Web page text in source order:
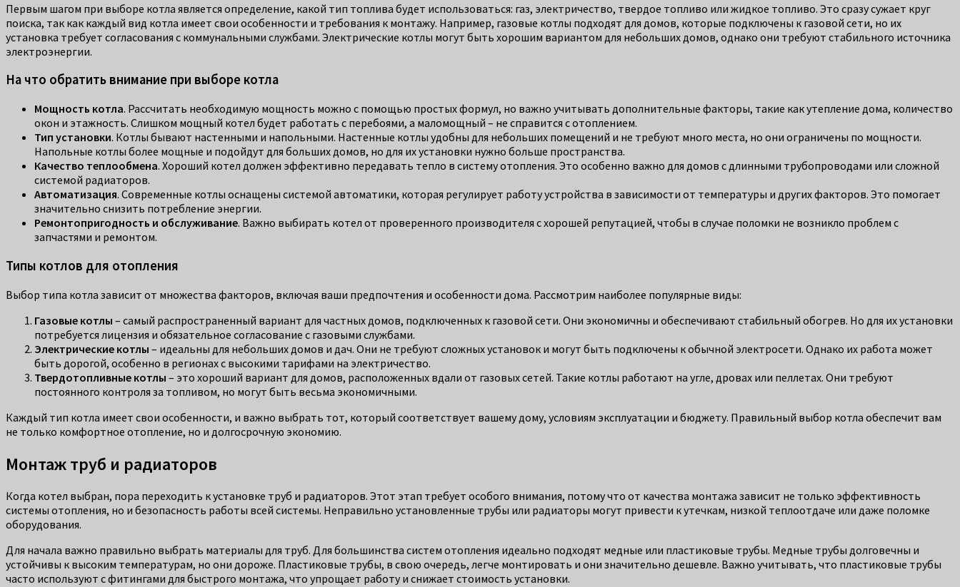
Первым шагом при выборе котла является определение, какой тип топлива будет использоваться: газ, электричество, твердое топливо или жидкое топливо. Это сразу сужает круг
поиска, так как каждый вид котла имеет свои особенности и требования к монтажу. Например, газовые котлы подходят для домов, которые подключены к газовой сети, но их
установка требует согласования с коммунальными службами. Электрические котлы могут быть хорошим вариантом для небольших домов, однако они требуют стабильного источника
электроэнергии.
На что обратить внимание при выборе котла
Мощность котла. Рассчитать необходимую мощность можно с помощью простых формул, но важно учитывать дополнительные факторы, такие как утепление дома, количество
окон и этажность. Слишком мощный котел будет работать с перебоями, а маломощный – не справится с отоплением.
Тип установки. Котлы бывают настенными и напольными. Настенные котлы удобны для небольших помещений и не требуют много места, но они ограничены по мощности.
Напольные котлы более мощные и подойдут для больших домов, но для их установки нужно больше пространства.
Качество теплообмена. Хороший котел должен эффективно передавать тепло в систему отопления. Это особенно важно для домов с длинными трубопроводами или сложной
системой радиаторов.
Автоматизация. Современные котлы оснащены системой автоматики, которая регулирует работу устройства в зависимости от температуры и других факторов. Это помогает
значительно снизить потребление энергии.
Ремонтопригодность и обслуживание. Важно выбирать котел от проверенного производителя с хорошей репутацией, чтобы в случае поломки не возникло проблем с
запчастями и ремонтом.
Типы котлов для отопления
Выбор типа котла зависит от множества факторов, включая ваши предпочтения и особенности дома. Рассмотрим наиболее популярные виды:
Газовые котлы – самый распространенный вариант для частных домов, подключенных к газовой сети. Они экономичны и обеспечивают стабильный обогрев. Но для их установки
потребуется лицензия и обязательное согласование с газовыми службами.
Электрические котлы – идеальны для небольших домов и дач. Они не требуют сложных установок и могут быть подключены к обычной электросети. Однако их работа может
быть дорогой, особенно в регионах с высокими тарифами на электричество.
Твердотопливные котлы – это хороший вариант для домов, расположенных вдали от газовых сетей. Такие котлы работают на угле, дровах или пеллетах. Они требуют
постоянного контроля за топливом, но могут быть весьма экономичными.
Каждый тип котла имеет свои особенности, и важно выбрать тот, который соответствует вашему дому, условиям эксплуатации и бюджету. Правильный выбор котла обеспечит вам
не только комфортное отопление, но и долгосрочную экономию.
Монтаж труб и радиаторов
Когда котел выбран, пора переходить к установке труб и радиаторов. Этот этап требует особого внимания, потому что от качества монтажа зависит не только эффективность
системы отопления, но и безопасность работы всей системы. Неправильно установленные трубы или радиаторы могут привести к утечкам, низкой теплоотдаче или даже поломке
оборудования.
Для начала важно правильно выбрать материалы для труб. Для большинства систем отопления идеально подходят медные или пластиковые трубы. Медные трубы долговечны и
устойчивы к высоким температурам, но они дороже. Пластиковые трубы, в свою очередь, легче монтировать и они значительно дешевле. Важно учитывать, что пластиковые трубы
часто используют с фитингами для быстрого монтажа, что упрощает работу и снижает стоимость установки.